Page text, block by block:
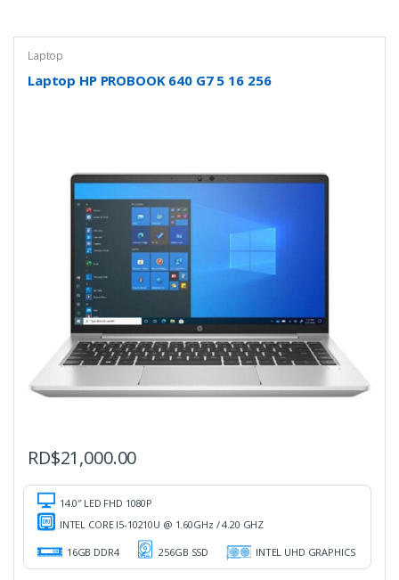
Laptop
Laptop HP PROBOOK 640 G7 5 16 256
RD$21,000.00
14.0″ LED FHD 1080P
INTEL CORE I5-10210U @ 1.60GHz / 4.20 GHZ
16GB DDR4 256GB SSD INTEL UHD GRAPHICS